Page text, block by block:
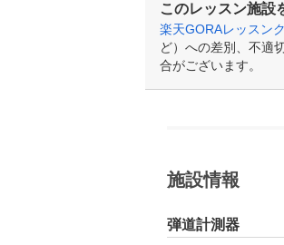
このレッスン施設
楽天GORAレッスン
ど）への差別、不適
合がございます。
施設情報
弾道計測器